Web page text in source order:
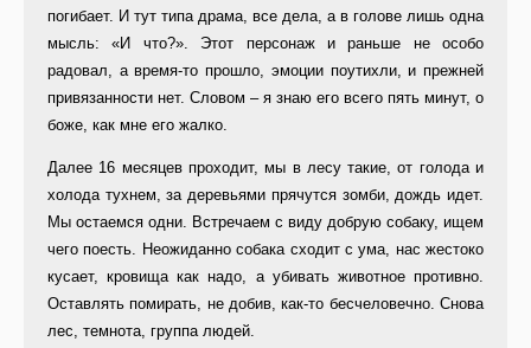
погибает. И тут типа драма, все дела, а в голове лишь одна
мысль: «И что?». Этот персонаж и раньше не особо
радовал, а время-то прошло, эмоции поутихли, и прежней
привязанности нет. Словом – я знаю его всего пять минут, о
боже, как мне его жалко.
Далее 16 месяцев проходит, мы в лесу такие, от голода и
холода тухнем, за деревьями прячутся зомби, дождь идет.
Мы остаемся одни. Встречаем с виду добрую собаку, ищем
чего поесть. Неожиданно собака сходит с ума, нас жестоко
кусает, кровища как надо, а убивать животное противно.
Оставлять помирать, не добив, как-то бесчеловечно. Снова
лес, темнота, группа людей.